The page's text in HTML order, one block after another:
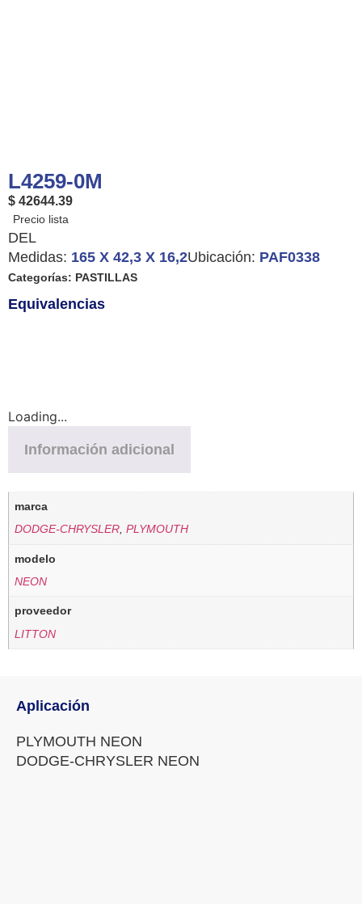
L4259-0M
$ 42644.39
DEL
Medidas: 165 X 42,3 X 16,2Ubicación: PAF0338
Categorías: PASTILLAS
Equivalencias
Loading...
Información adicional
marca
DODGE-CHRYSLER,PLYMOUTH
modelo
NEON
proveedor
LITTON
Aplicación
PLYMOUTH NEON
DODGE-CHRYSLER NEON